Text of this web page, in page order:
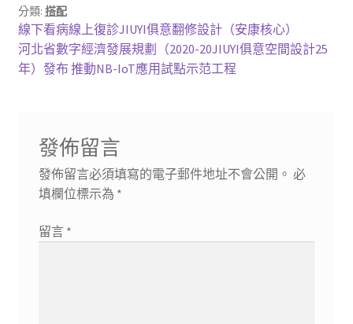
分類: 搭配
文
章
上
一
篇
線下看病線上復診JIUYI俱意翻修設計（安康核心）
下
一
河北省數字經濟發展規劃（2020-20JIUYI俱意空間設計25
年）發布 推動NB-IoT應用試點示范工程
發佈留言
發佈留言必須填寫的電子郵件地址不會公開。 必
填欄位標示為 *
留言 *